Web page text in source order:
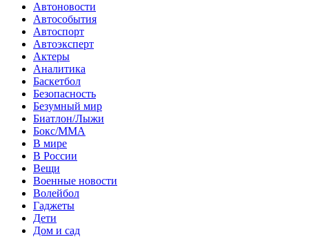
Автоновости
Автособытия
Автоспорт
Автоэксперт
Актеры
Аналитика
Баскетбол
Безопасность
Безумный мир
Биатлон/Лыжи
Бокс/MMA
В мире
В России
Вещи
Военные новости
Волейбол
Гаджеты
Дети
Дом и сад